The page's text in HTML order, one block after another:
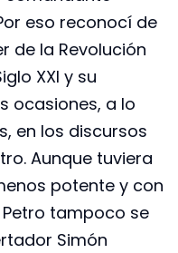
eso reconocí de
de la Revolución
XXI y su
ocasiones, a lo
en los discursos
Aunque tuviera
potente y con
tampoco se
Simón